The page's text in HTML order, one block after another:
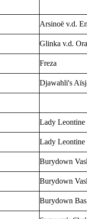
Arsinoë v.d.
Glinka v.d.
Freza
Djawahli's
Lady Leontine
Lady Leontine
Burydown
Burydown
Burydown